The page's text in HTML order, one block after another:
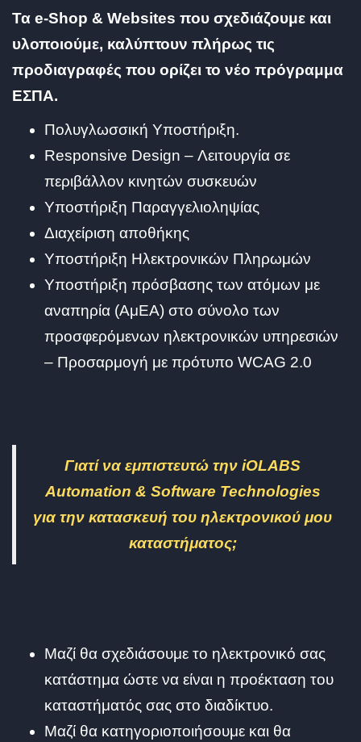
Τα e-Shop & Websites που σχεδιάζουμε και
υλοποιούμε, καλύπτουν πλήρως τις
προδιαγραφές που ορίζει το νέο πρόγραμμα
ΕΣΠΑ.
Πολυγλωσσική Υποστήριξη.
Responsive Design – Λειτουργία σε
περιβάλλον κινητών συσκευών
Υποστήριξη Παραγγελιοληψίας
Διαχείριση αποθήκης
Υποστήριξη Ηλεκτρονικών Πληρωμών
Υποστήριξη πρόσβασης των ατόμων με
αναπηρία (ΑμΕΑ) στο σύνολο των
προσφερόμενων ηλεκτρονικών υπηρεσιών
– Προσαρμογή με πρότυπο WCAG 2.0
Γιατί να εμπιστευτώ την iOLABS
Automation & Software Technologies
για την κατασκευή του ηλεκτρονικού μου
καταστήματος;
Μαζί θα σχεδιάσουμε το ηλεκτρονικό σας
κατάστημα ώστε να είναι η προέκταση του
καταστήματός σας στο διαδίκτυο.
Μαζί θα κατηγοριοποιήσουμε και θα